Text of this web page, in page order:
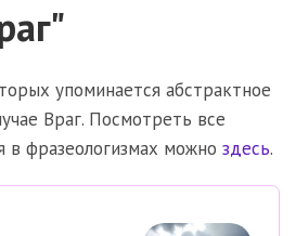
упоминается абстрактное
Враг. Посмотреть все
в фразеологизмах можно здесь.